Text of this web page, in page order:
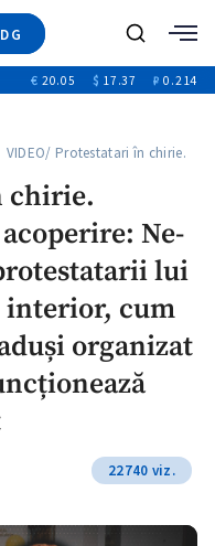
Ştiri
Video
Special
ZdGust
€ 20.05 $ 17.37 ₽ 0.214
Protestatari în chirie.
chirie.
Ne-
lui
interior, cum
organizat
22740 viz.